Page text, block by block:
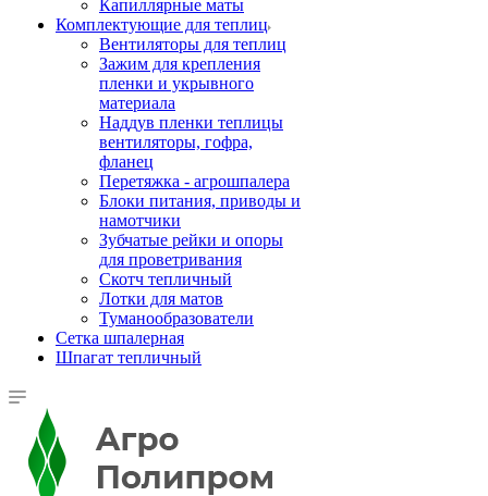
Капиллярные маты
Комплектующие для теплиц
Вентиляторы для теплиц
Зажим для крепления
пленки и укрывного
материала
Наддув пленки теплицы
вентиляторы, гофра,
фланец
Перетяжка - агрошпалера
Блоки питания, приводы и
намотчики
Зубчатые рейки и опоры
для проветривания
Скотч тепличный
Лотки для матов
Туманообразователи
Сетка шпалерная
Шпагат тепличный